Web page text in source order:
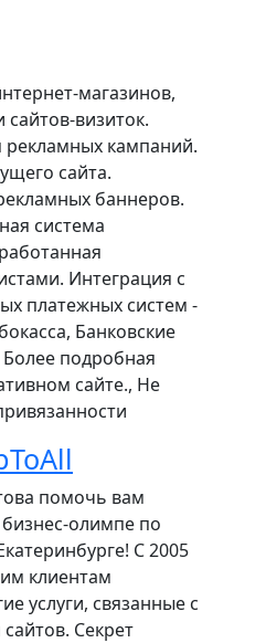
магазинов,
визиток.
рекламных кампаний.
сайта.
баннеров.
система
Интеграция с
платежных систем -
Банковские
подробная
сайте., Не
помочь вам
олимпе по
С 2005
клиентам
услуги, связанные с
Секрет